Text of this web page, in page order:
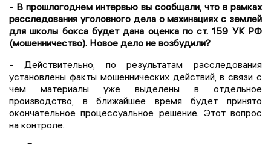
- В прошлогоднем интервью вы сообщали, что в рамках
расследования уголовного дела о махинациях с землей
для школы бокса будет дана оценка по ст. 159 УК РФ
(мошенничество). Новое дело не возбудили?
- Действительно, по результатам расследования
установлены факты мошеннических действий, в связи с
чем материалы уже выделены в отдельное
производство, в ближайшее время будет принято
окончательное процессуальное решение. Этот вопрос
на контроле.